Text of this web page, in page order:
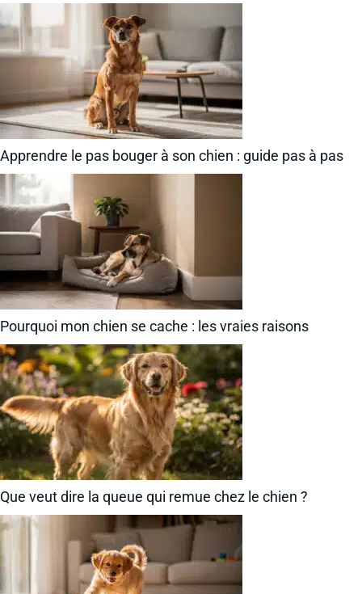
Apprendre le pas bouger à son chien : guide pas à pas
Pourquoi mon chien se cache : les vraies raisons
Que veut dire la queue qui remue chez le chien ?